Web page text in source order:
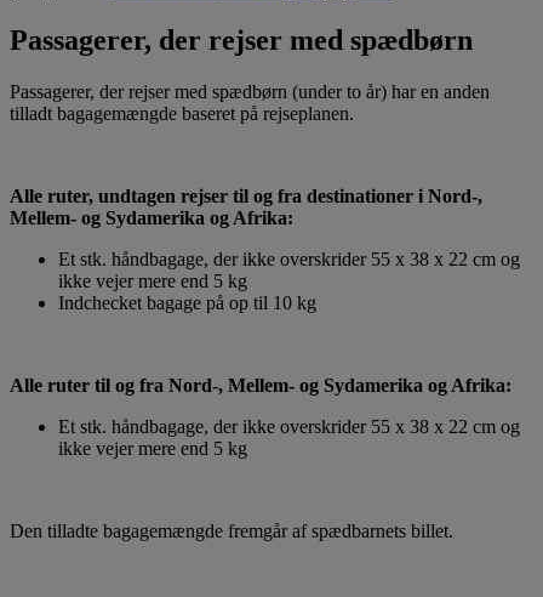
Passagerer, der rejser med spædbørn
Passagerer, der rejser med spædbørn (under to år) har en anden
tilladt bagagemængde baseret på rejseplanen.
Alle ruter, undtagen rejser til og fra destinationer i Nord-,
Mellem- og Sydamerika og Afrika:
Et stk. håndbagage, der ikke overskrider 55 x 38 x 22 cm og
ikke vejer mere end 5 kg
Indchecket bagage på op til 10 kg
Alle ruter til og fra Nord-, Mellem- og Sydamerika og Afrika:
Et stk. håndbagage, der ikke overskrider 55 x 38 x 22 cm og
ikke vejer mere end 5 kg
Den tilladte bagagemængde fremgår af spædbarnets billet.